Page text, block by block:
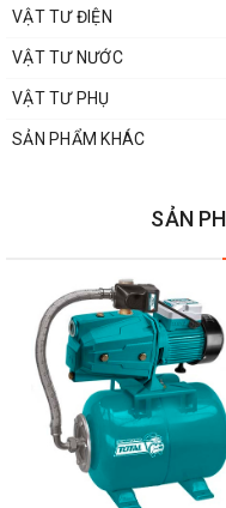
VẬT TƯ ĐIỆN
VẬT TƯ NƯỚC
VẬT TƯ PHỤ
SẢN PHẨM KHÁC
SẢN